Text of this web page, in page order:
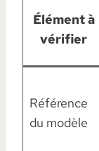
Élément à
vérifier
Référence
du modèle